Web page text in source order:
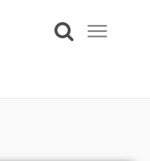
Toggle